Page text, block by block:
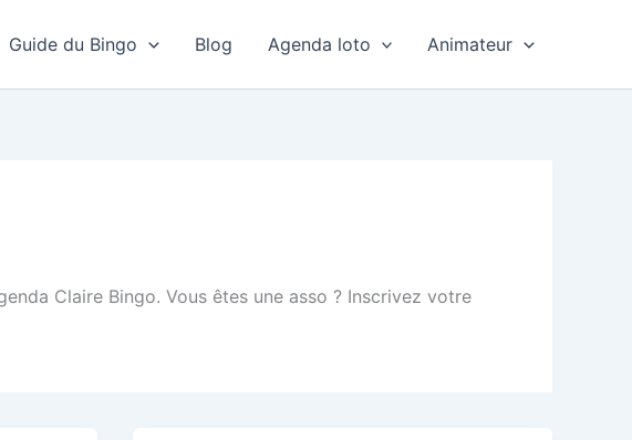
Guide du Bingo Blog Agenda loto Animateur
Claire Bingo. Vous êtes une asso ? Inscrivez votre